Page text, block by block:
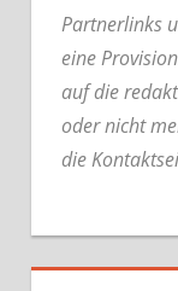
Partnerlinks
eine
auf die
oder nicht
die